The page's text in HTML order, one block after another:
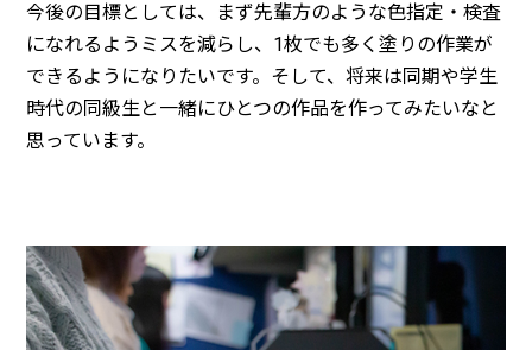
今後の目標としては、まず先輩方のような色指定・検査
になれるようミスを減らし、1枚でも多く塗りの作業が
できるようになりたいです。そして、将来は同期や学生
時代の同級生と一緒にひとつの作品を作ってみたいなと
思っています。